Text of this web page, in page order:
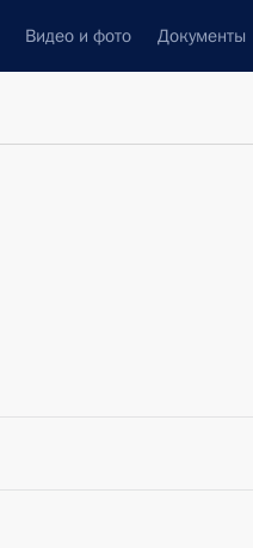
Видео и фото Документы